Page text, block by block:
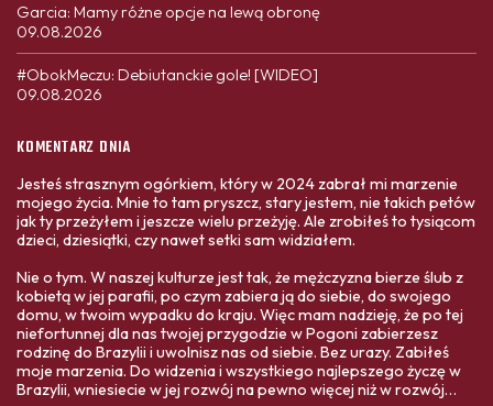
Garcia: Mamy różne opcje na lewą obronę
09.08.2026
#ObokMeczu: Debiutanckie gole! [WIDEO]
09.08.2026
KOMENTARZ DNIA
Jesteś strasznym ogórkiem, który w 2024 zabrał mi marzenie
mojego życia. Mnie to tam pryszcz, stary jestem, nie takich petów
jak ty przeżyłem i jeszcze wielu przeżyję. Ale zrobiłeś to tysiącom
dzieci, dziesiątki, czy nawet setki sam widziałem.
Nie o tym. W naszej kulturze jest tak, że mężczyzna bierze ślub z
kobietą w jej parafii, po czym zabiera ją do siebie, do swojego
domu, w twoim wypadku do kraju. Więc mam nadzieję, że po tej
niefortunnej dla nas twojej przygodzie w Pogoni zabierzesz
rodzinę do Brazylii i uwolnisz nas od siebie. Bez urazy. Zabiłeś
moje marzenia. Do widzenia i wszystkiego najlepszego życzę w
Brazylii, wniesiecie w jej rozwój na pewno więcej niż w rozwój